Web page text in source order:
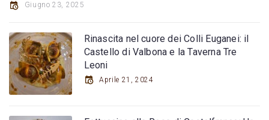
Giugno 23, 2025
Rinascita nel cuore dei Colli Euganei: il
Castello di Valbona e la Taverna Tre
Leoni
Aprile 21, 2024